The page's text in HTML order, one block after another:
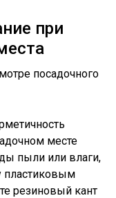
при
месте
пыли или влаги,
пластиковым
резиновый кант